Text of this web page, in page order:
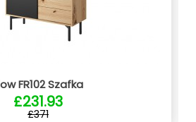
FR102 Szafka
£231.93
£371